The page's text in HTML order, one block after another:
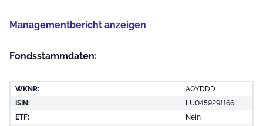
Managementbericht anzeigen
Fondsstammdaten:
WKNR:
A0YDDD
ISIN:
LU0459291166
ETF:
Nein